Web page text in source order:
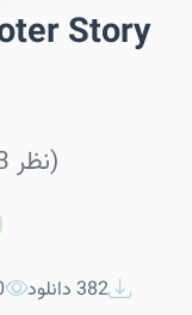
Story
(753 نظر)
382 دانلود